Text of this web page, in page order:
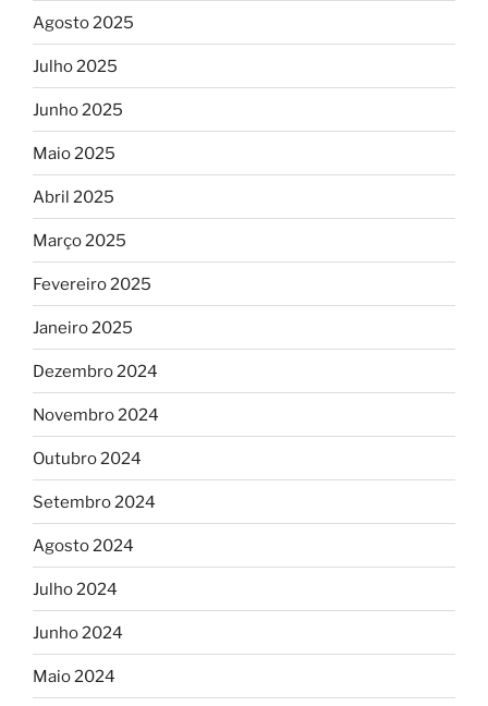
Agosto 2025
Julho 2025
Junho 2025
Maio 2025
Abril 2025
Março 2025
Fevereiro 2025
Janeiro 2025
Dezembro 2024
Novembro 2024
Outubro 2024
Setembro 2024
Agosto 2024
Julho 2024
Junho 2024
Maio 2024